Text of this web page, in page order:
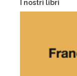
I nostri libri